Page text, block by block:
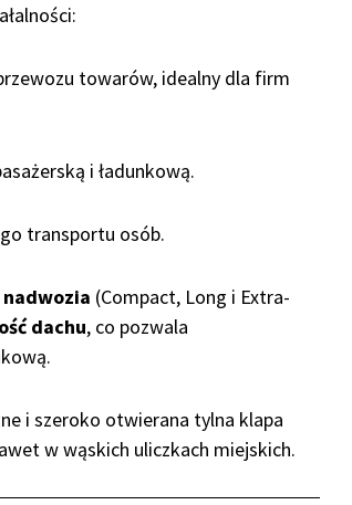
towarów, idealny dla firm
i ładunkową.
transportu osób.
nadwozia (Compact, Long i Extra-
dachu, co pozwala
i szeroko otwierana tylna klapa
w wąskich uliczkach miejskich.